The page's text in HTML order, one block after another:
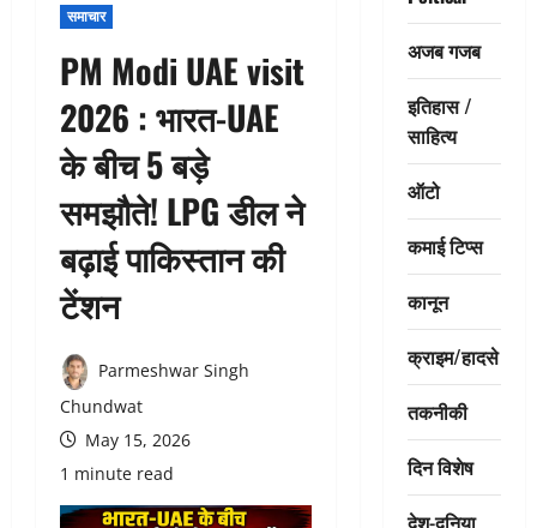
समाचार
PM Modi UAE visit
2026 : भारत-UAE
के बीच 5 बड़े
समझौते! LPG डील ने
बढ़ाई पाकिस्तान की
टेंशन
Parmeshwar Singh
Chundwat
May 15, 2026
1 minute read
अजब गजब
इतिहास /
साहित्य
ऑटो
कमाई टिप्स
कानून
क्राइम/हादसे
तकनीकी
दिन विशेष
देश-दुनिया